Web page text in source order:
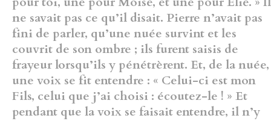
ne savait pas ce qu’il disait. Pierre n’avait pas
fini de parler, qu’une nuée survint et les
couvrit de son ombre ; ils furent saisis de
frayeur lorsqu’ils y pénétrèrent. Et, de la nuée,
une voix se fit entendre : « Celui-ci est mon
Fils, celui que j’ai choisi : écoutez-le ! » Et
pendant que la voix se faisait entendre, il n’y